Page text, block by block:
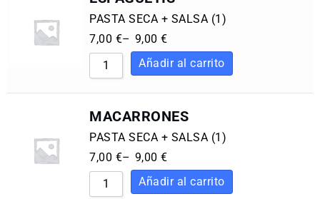
PASTA SECA + SALSA (1)
7,00 €– 9,00 €
MACARRONES
PASTA SECA + SALSA (1)
7,00 €– 9,00 €